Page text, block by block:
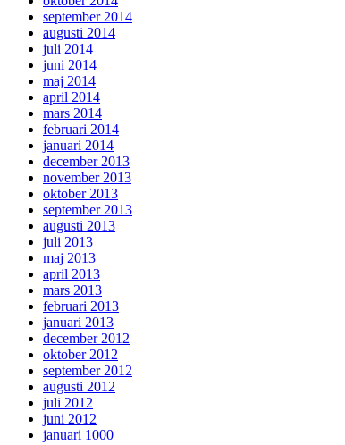
september 2014
augusti 2014
juli 2014
juni 2014
maj 2014
april 2014
mars 2014
februari 2014
januari 2014
december 2013
november 2013
oktober 2013
september 2013
augusti 2013
juli 2013
maj 2013
april 2013
mars 2013
februari 2013
januari 2013
december 2012
oktober 2012
september 2012
augusti 2012
juli 2012
juni 2012
januari 1000